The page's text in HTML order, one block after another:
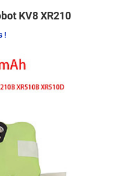
KV8 XR210
!